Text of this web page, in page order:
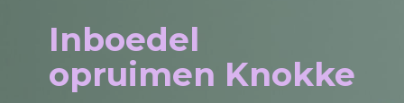
Inboedel
opruimen Knokke